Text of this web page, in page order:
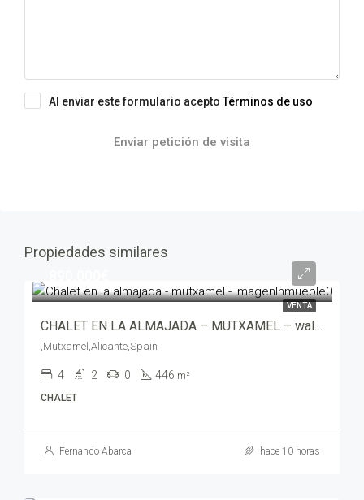
Al enviar este formulario aceptoTérminos de uso
Enviar petición de visita
Propiedades similares
VENTA
CHALET EN LA ALMAJADA – MUTXAMEL – wali00534-7705
,Mutxamel,Alicante,Spain
4 2 0 446 m²
CHALET
Fernando Abarca hace 10 horas